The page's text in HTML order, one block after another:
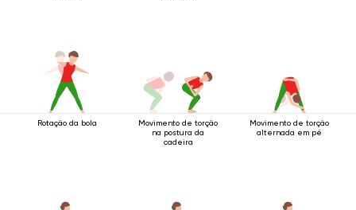
Rotação da bola
Movimento de torção
na postura da
cadeira
Movimento de torção
alternada em pé